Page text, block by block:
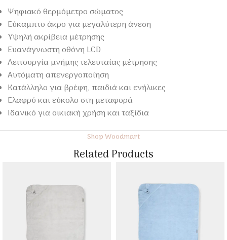
Ψηφιακό θερμόμετρο σώματος
Εύκαμπτο άκρο για μεγαλύτερη άνεση
Υψηλή ακρίβεια μέτρησης
Ευανάγνωστη οθόνη LCD
Λειτουργία μνήμης τελευταίας μέτρησης
Αυτόματη απενεργοποίηση
Κατάλληλο για βρέφη, παιδιά και ενήλικες
Ελαφρύ και εύκολο στη μεταφορά
Ιδανικό για οικιακή χρήση και ταξίδια
Shop Woodmart
Related Products